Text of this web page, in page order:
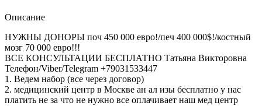
Описание
НУЖНЫ ДОНОРЫ поч 450 000 евро!/печ 400 000$!/костный
мозг 70 000 евро!!!
ВСЕ КОНСУЛЬТАЦИИ БЕСПЛАТНО Татьяна Викторовна
Телефон/Viber/Telegram +79031533447
1. Ведем набор (все через договор)
2. медицинский центр в Москве ан ал изы бесплатно у нас
платить не за что не нужно все оплачивает наш мед центр